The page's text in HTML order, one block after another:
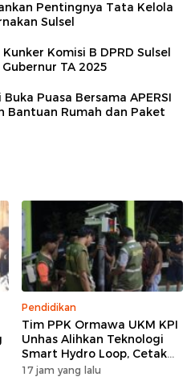
Pentingnya Tata Kelola
Sulsel
Komisi B DPRD Sulsel
TA 2025
Puasa Bersama APERSI
Bantuan Rumah dan Paket
Pendidikan
Tim PPK Ormawa UKM KPI
Unhas Alihkan Teknologi
Smart Hydro Loop, Cetak
Teknisi Desa untuk Perkuat
17 jam yang lalu